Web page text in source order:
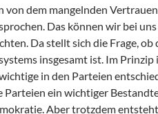
von dem mangelnden
Das können wir bei
Da stellt sich die Frage, ob
insgesamt ist. Im Prinzip
in den Parteien
Parteien ein wichtiger
Aber trotzdem